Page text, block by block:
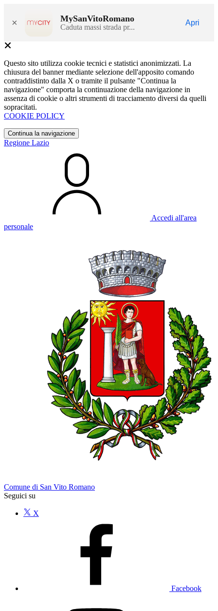
× MySanVitoRomano
Caduta massi strada pr...
Apri
Questo sito utilizza cookie tecnici e statistici anonimizzati. La
chiusura del banner mediante selezione dell'apposito comando
contraddistinto dalla X o tramite il pulsante "Continua la
navigazione" comporta la continuazione della navigazione in
assenza di cookie o altri strumenti di tracciamento diversi da quelli
sopracitati.
COOKIE POLICY
Continua la navigazione
Regione Lazio
Accedi all'area
personale
Comune di San Vito Romano
Seguici su
X
Facebook